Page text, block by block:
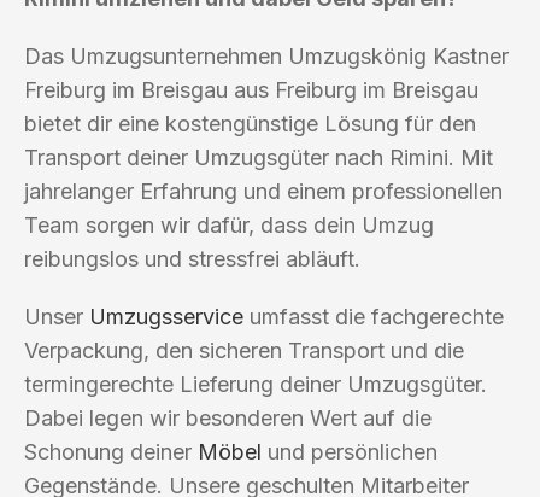
Das Umzugsunternehmen Umzugskönig Kastner
Freiburg im Breisgau aus Freiburg im Breisgau
bietet dir eine kostengünstige Lösung für den
Transport deiner Umzugsgüter nach Rimini. Mit
jahrelanger Erfahrung und einem professionellen
Team sorgen wir dafür, dass dein Umzug
reibungslos und stressfrei abläuft.
Unser Umzugsservice umfasst die fachgerechte
Verpackung, den sicheren Transport und die
termingerechte Lieferung deiner Umzugsgüter.
Dabei legen wir besonderen Wert auf die
Schonung deiner Möbel und persönlichen
Gegenstände. Unsere geschulten Mitarbeiter